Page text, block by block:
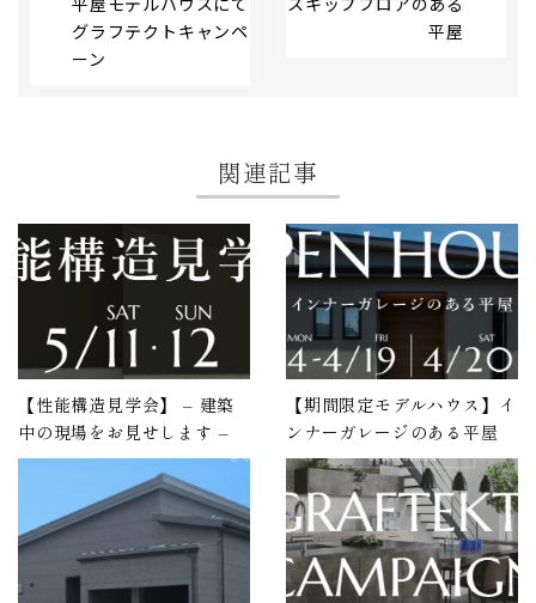
グラフテクトキャンペ
ーン
平屋
関連記事
【性能構造見学会】 – 建築
中の現場をお見せします –
【期間限定モデルハウス】イ
ンナーガレージのある平屋